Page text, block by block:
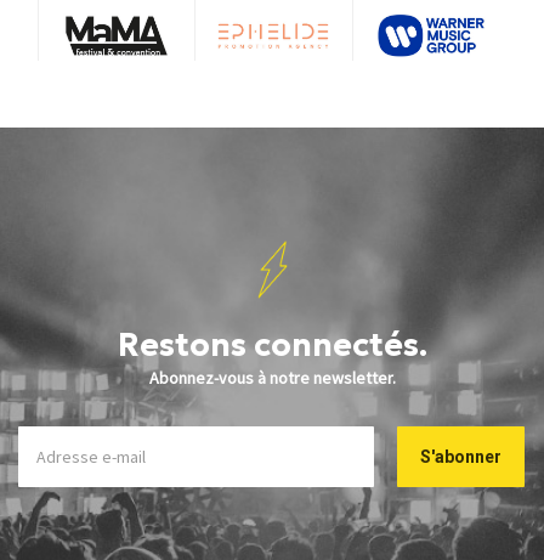
Restons connectés.
Abonnez-vous à notre newsletter.